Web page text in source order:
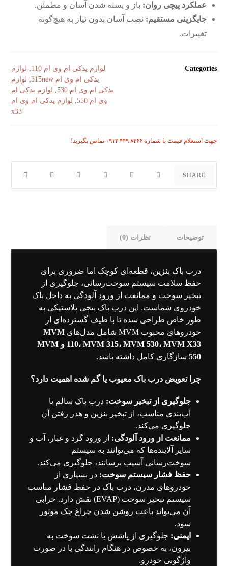
عملکرد پیچی روان: باز و بسته شدن آسان و مطمئن.
جایگزینی مستقیم: نصب آسان بدون نیاز به هیچ‌گونه
تغییرات.
Categories لوازم یدکی ام وی ام 110
لوازم
یدکی ام وی ام 315new
, لوازم
یدکی ام وی ام 530
, لوازم یدکی ام
وی ام 550
, لوازم یدکی ام وی ام
x33
جهت استعلام قیمت با شماره ۸۴۶۶ ۴۴۹ ۰۹۱۲ تماس بگیرید!
توضیحات نظرات (0)
درب باک بنزین، قطعه‌ای کوچک اما ضروری برای
حفظ سلامت سیستم سوخت‌رسانی، جلوگیری از
تبخیر سوخت و ممانعت از ورود آلودگی به داخل باک
خودروی شماست. این درب باک پیچی پلاستیکی به
طور خاص طراحی شده تا با طیف گسترده‌ای از
خودروهای محبوب MVM شامل مدل‌های
MVM
110، MVM 315، MVM 530، MVM X33 و MVM
550 سازگاری کامل داشته باشد.
چرا تعویض درب باک معیوب یا گم شده اهمیت دارد؟
جلوگیری از تبخیر سوخت: درب باک سالم با
آب‌بندی مناسب، از تبخیر بنزین و هدر رفتن آن
جلوگیری می‌کند.
ممانعت از ورود آلودگی: از ورود گرد و غبار، آب و
سایر آلاینده‌ها که می‌توانند به سیستم
سوخت‌رسانی آسیب برسانند، جلوگیری می‌کند.
حفظ فشار سیستم سوخت: در بسیاری از
خودروهای مدرن، درب باک در حفظ فشار مناسب
سیستم تبخیر سوخت (EVAP) نقش دارد. خرابی
آن می‌تواند باعث روشن شدن چراغ چک موتور
شود.
ایمنی: جلوگیری از پاشش یا نشت سوخت به
بیرون، به خصوص در هنگام رانندگی یا در صورت
واژگونی خودرو.